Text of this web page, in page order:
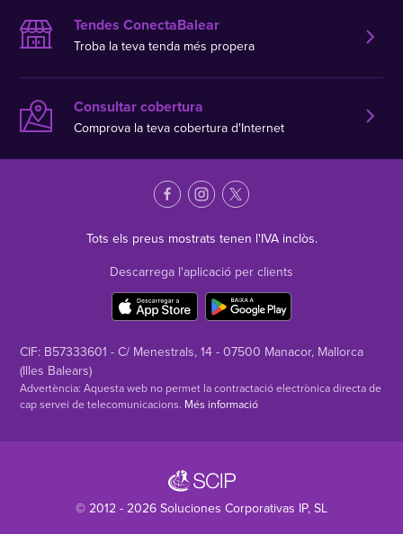
Tendes ConectaBalear
Troba la teva tenda més propera
Consultar cobertura
Comprova la teva cobertura d'Internet
Tots els preus mostrats tenen l'IVA inclòs.
Descarrega l'aplicació per clients
CIF: B57333601 - C/ Menestrals, 14 - 07500 Manacor, Mallorca
(Illes Balears)
Advertència: Aquesta web no permet la contractació electrònica directa de
cap servei de telecomunicacions. Més informació
© 2012 - 2026 Soluciones Corporativas IP, SL